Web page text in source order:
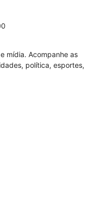
mídia. Acompanhe as
política, esportes,